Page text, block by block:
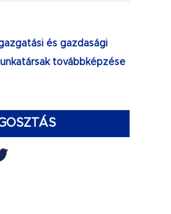
és gazdasági
továbbképzése